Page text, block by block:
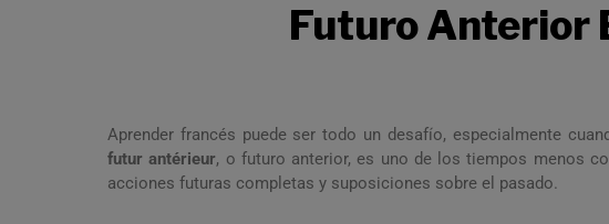
Futuro Anterior
Aprender francés puede ser todo un desafío, especialmente
futur antérieur, o futuro anterior, es uno de los tiempos menos
acciones futuras completas y suposiciones sobre el pasado.